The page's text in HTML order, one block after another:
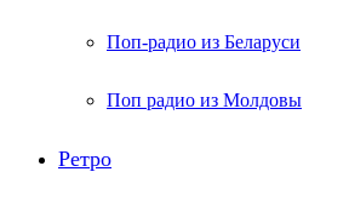
Поп-радио из Беларуси
Поп радио из Молдовы
Ретро